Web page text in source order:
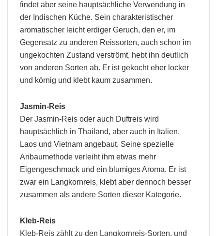
findet aber seine hauptsächliche Verwendung in
der Indischen Küche. Sein charakteristischer
aromatischer leicht erdiger Geruch, den er, im
Gegensatz zu anderen Reissorten, auch schon im
ungekochten Zustand verströmt, hebt ihn deutlich
von anderen Sorten ab. Er ist gekocht eher locker
und körnig und klebt kaum zusammen.
Jasmin-Reis
Der Jasmin-Reis oder auch Duftreis wird
hauptsächlich in Thailand, aber auch in Italien,
Laos und Vietnam angebaut. Seine spezielle
Anbaumethode verleiht ihm etwas mehr
Eigengeschmack und ein blumiges Aroma. Er ist
zwar ein Langkornreis, klebt aber dennoch besser
zusammen als andere Sorten dieser Kategorie.
Kleb-Reis
Kleb-Reis zählt zu den Langkornreis-Sorten, und